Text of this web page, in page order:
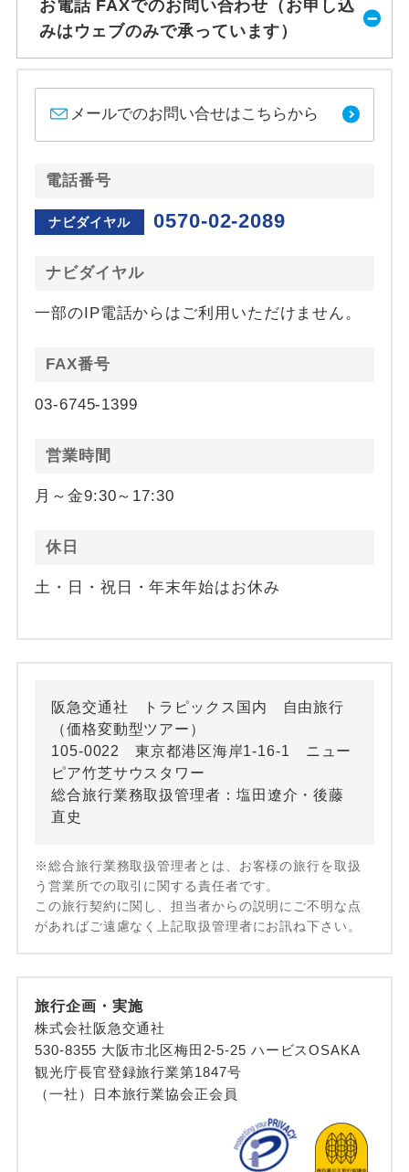
お電話 FAXでのお問い合わせ（お申し込
みはウェブのみで承っています）
メールでのお問い合せはこちらから
電話番号
ナビダイヤル 0570-02-2089
ナビダイヤル
一部のIP電話からはご利用いただけません。
FAX番号
03-6745-1399
営業時間
月～金9:30～17:30
休日
土・日・祝日・年末年始はお休み
阪急交通社 トラピックス国内 自由旅行
（価格変動型ツアー）
105-0022 東京都港区海岸1-16-1 ニュー
ピア竹芝サウスタワー
総合旅行業務取扱管理者：塩田遼介・後藤
直史
※総合旅行業務取扱管理者とは、お客様の旅行を取扱
う営業所での取引に関する責任者です。
この旅行契約に関し、担当者からの説明にご不明な点
があればご遠慮なく上記取扱管理者にお訊ね下さい。
旅行企画・実施
株式会社阪急交通社
530-8355 大阪市北区梅田2-5-25 ハービスOSAKA
観光庁長官登録旅行業第1847号
（一社）日本旅行業協会正会員